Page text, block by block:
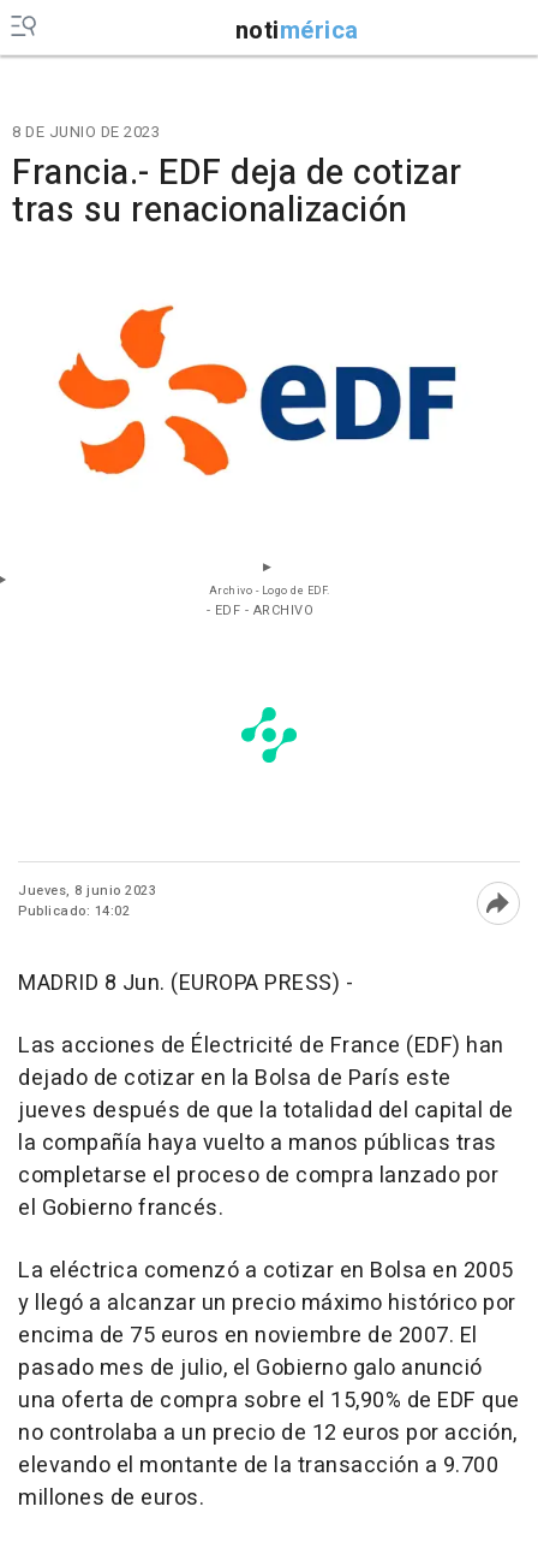
notimérica
8 DE JUNIO DE 2023
Francia.- EDF deja de cotizar
tras su renacionalización
Archivo - Logo de EDF.
- EDF - ARCHIVO
Jueves, 8 junio 2023
Publicado: 14:02
MADRID 8 Jun. (EUROPA PRESS) -
Las acciones de Électricité de France (EDF) han
dejado de cotizar en la Bolsa de París este
jueves después de que la totalidad del capital de
la compañía haya vuelto a manos públicas tras
completarse el proceso de compra lanzado por
el Gobierno francés.
La eléctrica comenzó a cotizar en Bolsa en 2005
y llegó a alcanzar un precio máximo histórico por
encima de 75 euros en noviembre de 2007. El
pasado mes de julio, el Gobierno galo anunció
una oferta de compra sobre el 15,90% de EDF que
no controlaba a un precio de 12 euros por acción,
elevando el montante de la transacción a 9.700
millones de euros.